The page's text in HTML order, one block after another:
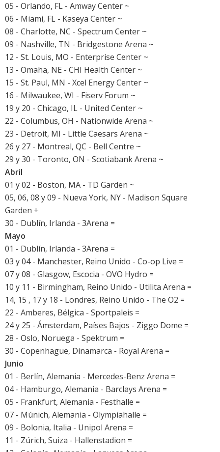
05 - Orlando, FL - Amway Center ~
06 - Miami, FL - Kaseya Center ~
08 - Charlotte, NC - Spectrum Center ~
09 - Nashville, TN - Bridgestone Arena ~
12 - St. Louis, MO - Enterprise Center ~
13 - Omaha, NE - CHI Health Center ~
15 - St. Paul, MN - Xcel Energy Center ~
16 - Milwaukee, WI - Fiserv Forum ~
19 y 20 - Chicago, IL - United Center ~
22 - Columbus, OH - Nationwide Arena ~
23 - Detroit, MI - Little Caesars Arena ~
26 y 27 - Montreal, QC - Bell Centre ~
29 y 30 - Toronto, ON - Scotiabank Arena ~
Abril
01 y 02 - Boston, MA - TD Garden ~
05, 06, 08 y 09 - Nueva York, NY - Madison Square
Garden +
30 - Dublín, Irlanda - 3Arena =
Mayo
01 - Dublín, Irlanda - 3Arena =
03 y 04 - Manchester, Reino Unido - Co-op Live =
07 y 08 - Glasgow, Escocia - OVO Hydro =
10 y 11 - Birmingham, Reino Unido - Utilita Arena =
14, 15 , 17 y 18 - Londres, Reino Unido - The O2 =
22 - Amberes, Bélgica - Sportpaleis =
24 y 25 - Ámsterdam, Países Bajos - Ziggo Dome =
28 - Oslo, Noruega - Spektrum =
30 - Copenhague, Dinamarca - Royal Arena =
Junio
01 - Berlín, Alemania - Mercedes-Benz Arena =
04 - Hamburgo, Alemania - Barclays Arena =
05 - Frankfurt, Alemania - Festhalle =
07 - Múnich, Alemania - Olympiahalle =
09 - Bolonia, Italia - Unipol Arena =
11 - Zúrich, Suiza - Hallenstadion =